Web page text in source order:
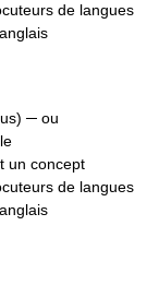
de langues
─ ou
un concept
de langues